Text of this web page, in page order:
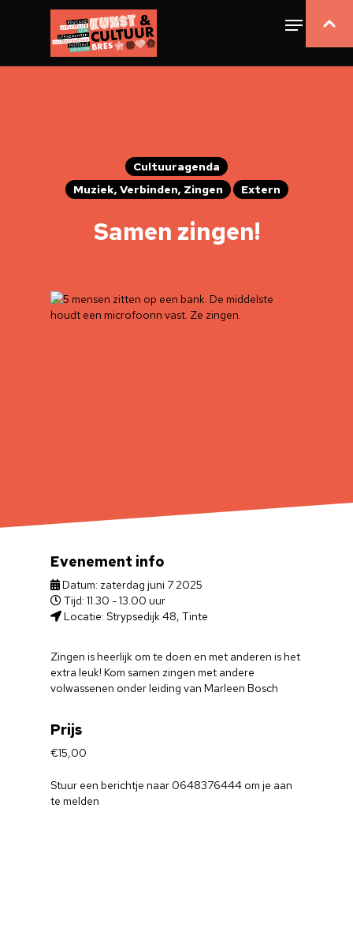
Cultuuragenda
Muziek, Verbinden, Zingen
Extern
Samen zingen!
Zingen is heerlijk om te doen en met anderen is het
extra leuk! Kom samen zingen met andere
volwassenen onder leiding van Marleen Bosch
Prijs
€15,00
Stuur een berichtje naar 0648376444 om je aan
te melden
Evenement info
Datum: zaterdag juni 7 2025
Tijd: 11.30 - 13.00 uur
Locatie: Strypsedijk 48, Tinte